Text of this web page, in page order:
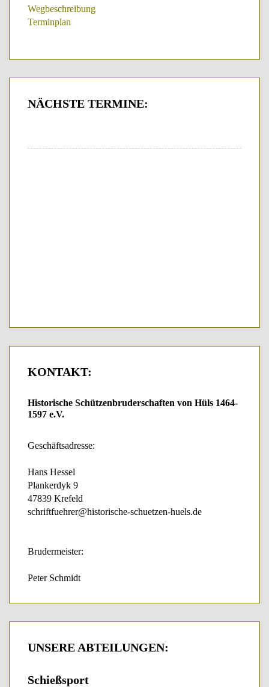
Wegbeschreibung
Terminplan
NÄCHSTE TERMINE:
KONTAKT:
Historische Schützenbruderschaften von Hüls 1464-
1597 e.V.
Geschäftsadresse:
Hans Hessel
Plankerdyk 9
47839 Krefeld
schriftfuehrer@historische-schuetzen-huels.de
Brudermeister:
Peter Schmidt
UNSERE ABTEILUNGEN:
Schießsport